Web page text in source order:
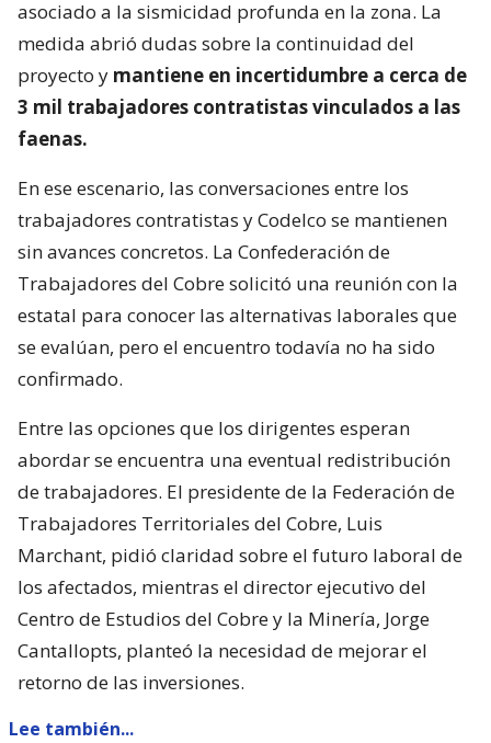
asociado a la sismicidad profunda en la zona. La
medida abrió dudas sobre la continuidad del
proyecto y mantiene en incertidumbre a cerca de
3 mil trabajadores contratistas vinculados a las
faenas.
En ese escenario, las conversaciones entre los
trabajadores contratistas y Codelco se mantienen
sin avances concretos. La Confederación de
Trabajadores del Cobre solicitó una reunión con la
estatal para conocer las alternativas laborales que
se evalúan, pero el encuentro todavía no ha sido
confirmado.
Entre las opciones que los dirigentes esperan
abordar se encuentra una eventual redistribución
de trabajadores. El presidente de la Federación de
Trabajadores Territoriales del Cobre, Luis
Marchant, pidió claridad sobre el futuro laboral de
los afectados, mientras el director ejecutivo del
Centro de Estudios del Cobre y la Minería, Jorge
Cantallopts, planteó la necesidad de mejorar el
retorno de las inversiones.
Lee también...